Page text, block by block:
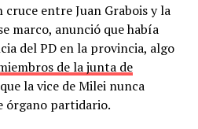
entre Juan Grabois y la
marco, anunció que había
del PD en la provincia, algo
de la junta de
la vice de Milei nunca
órgano partidario.